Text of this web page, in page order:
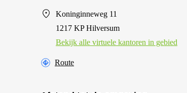
Koninginneweg 11
1217 KP Hilversum
Bekijk alle virtuele kantoren in gebied
Route